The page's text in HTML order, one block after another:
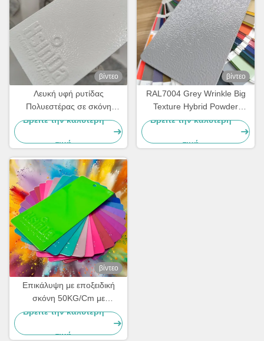
βίντεο
Λευκή υφή ρυτίδας
Πολυεστέρας σε σκόνη
Επιχρισμός 60-80um για
Βρείτε την καλύτερη
τιμή
βίντεο
RAL7004 Grey Wrinkle Big
Texture Hybrid Powder
Coating Paint for metal
Βρείτε την καλύτερη
τιμή
βίντεο
Επικάλυψη με εποξειδική
σκόνη 50KG/Cm με
επιφάνεια φλοιού
Βρείτε την καλύτερη
τιμή